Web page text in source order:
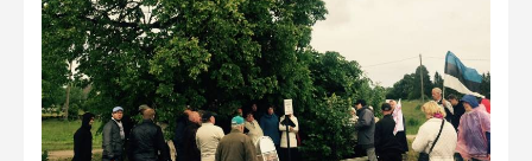
Liikuvad kuvad 2024
Hiite kuvavõistlus 2023
Hiite kuvavõistlus 2023 lisa
Liikuvad kuvad 2023